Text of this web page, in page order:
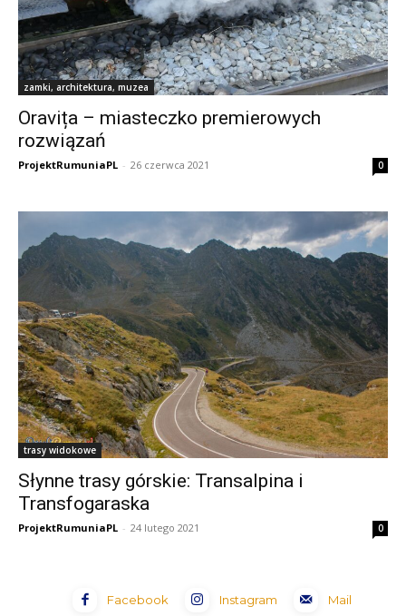
zamki, architektura, muzea
Oravița – miasteczko premierowych
rozwiązań
ProjektRumuniaPL - 26 czerwca 2021 0
trasy widokowe
Słynne trasy górskie: Transalpina i
Transfogaraska
ProjektRumuniaPL - 24 lutego 2021 0
Facebook Instagram Mail